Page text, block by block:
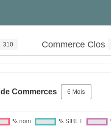
310 Commerce Clos
Commerces 6 Mois